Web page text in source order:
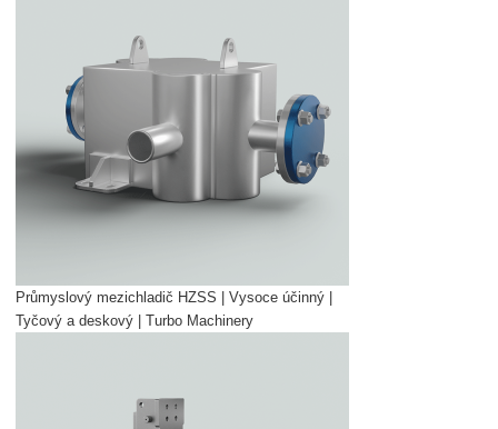
Průmyslový mezichladič HZSS | Vysoce účinný |
Tyčový a deskový | Turbo Machinery